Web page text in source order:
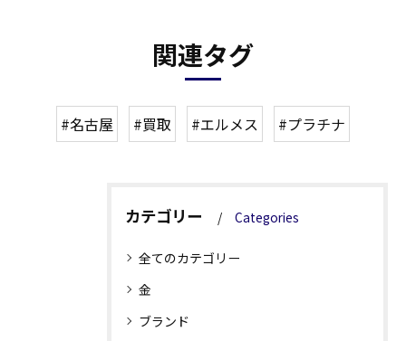
関連タグ
#名古屋 #買取 #エルメス #プラチナ
カテゴリー Categories
全てのカテゴリー
金
ブランド